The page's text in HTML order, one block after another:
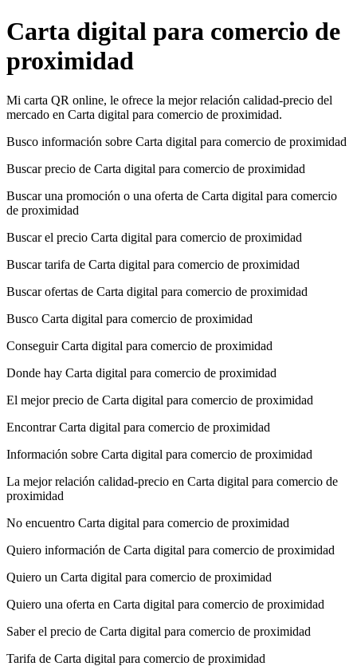
Carta digital para comercio de
proximidad
Mi carta QR online, le ofrece la mejor relación calidad-precio del
mercado en Carta digital para comercio de proximidad.
Busco información sobre Carta digital para comercio de proximidad
Buscar precio de Carta digital para comercio de proximidad
Buscar una promoción o una oferta de Carta digital para comercio
de proximidad
Buscar el precio Carta digital para comercio de proximidad
Buscar tarifa de Carta digital para comercio de proximidad
Buscar ofertas de Carta digital para comercio de proximidad
Busco Carta digital para comercio de proximidad
Conseguir Carta digital para comercio de proximidad
Donde hay Carta digital para comercio de proximidad
El mejor precio de Carta digital para comercio de proximidad
Encontrar Carta digital para comercio de proximidad
Información sobre Carta digital para comercio de proximidad
La mejor relación calidad-precio en Carta digital para comercio de
proximidad
No encuentro Carta digital para comercio de proximidad
Quiero información de Carta digital para comercio de proximidad
Quiero un Carta digital para comercio de proximidad
Quiero una oferta en Carta digital para comercio de proximidad
Saber el precio de Carta digital para comercio de proximidad
Tarifa de Carta digital para comercio de proximidad